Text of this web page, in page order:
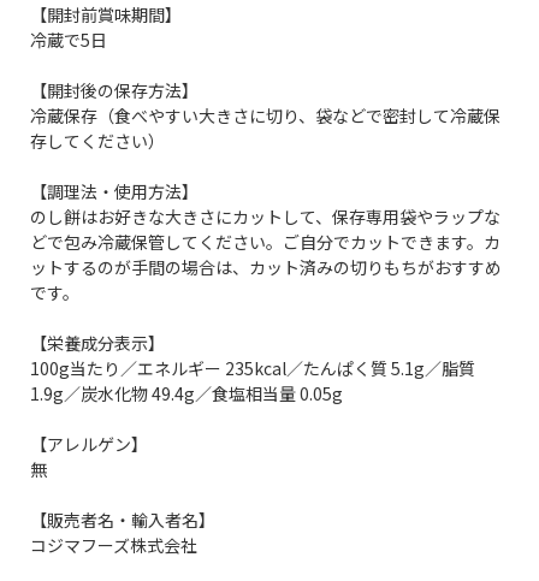
【開封前賞味期間】
冷蔵で5日
【開封後の保存方法】
冷蔵保存（食べやすい大きさに切り、袋などで密封して冷蔵保
存してください）
【調理法・使用方法】
のし餅はお好きな大きさにカットして、保存専用袋やラップな
どで包み冷蔵保管してください。ご自分でカットできます。カ
ットするのが手間の場合は、カット済みの切りもちがおすすめ
です。
【栄養成分表示】
100g当たり／エネルギー 235kcal／たんぱく質 5.1g／脂質
1.9g／炭水化物 49.4g／食塩相当量 0.05g
【アレルゲン】
無
【販売者名・輸入者名】
コジマフーズ株式会社